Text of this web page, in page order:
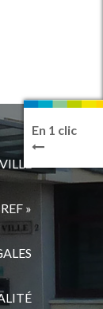
En 1 clic
»